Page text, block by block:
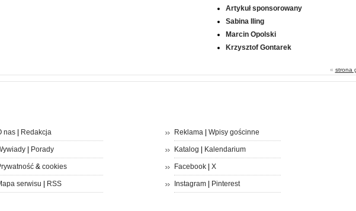
Artykuł sponsorowany
Sabina Iling
Marcin Opolski
Krzysztof Gontarek
« strona
nas| Redakcja
| Porady
& cookies
serwisu RSS
Reklama| Wpisy gościnne
Katalog Kalendarium
Facebook| X
Instagram| Pinterest